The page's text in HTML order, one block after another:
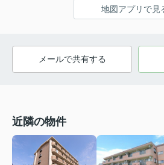
地図アプリで見
メールで共有する
近隣の物件